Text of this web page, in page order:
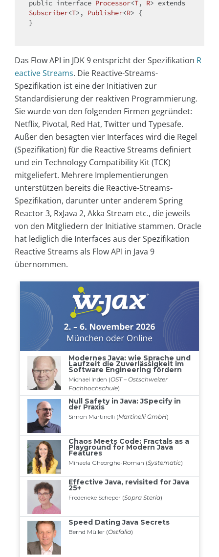
public interface Processor<T, R> extends
Subscriber<T>, Publisher<R> {
}
Das Flow API in JDK 9 entspricht der Spezifikation R
eactive Streams. Die Reactive-Streams-
Spezifikation ist eine der Initiativen zur
Standardisierung der reaktiven Programmierung.
Sie wurde von den folgenden Firmen gegründet:
Netflix, Pivotal, Red Hat, Twitter und Typesafe.
Außer den besagten vier Interfaces wird die Regel
(Spezifikation) für die Reactive Streams definiert
und ein Technology Compatibility Kit (TCK)
mitgeliefert. Mehrere Implementierungen
unterstützen bereits die Reactive-Streams-
Spezifikation, darunter unter anderem Spring
Reactor 3, RxJava 2, Akka Stream etc., die jeweils
von den Mitgliedern der Initiative stammen. Oracle
hat lediglich die Interfaces aus der Spezifikation
Reactive Streams als Flow API in Java 9
übernommen.